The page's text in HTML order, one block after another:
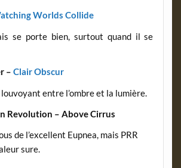
Worlds Collide
se porte bien, surtout quand il se
– Clair Obscur
entre l’ombre et la lumière.
Revolution – Above Cirrus
de l’excellent Eupnea, mais PRR
sure.